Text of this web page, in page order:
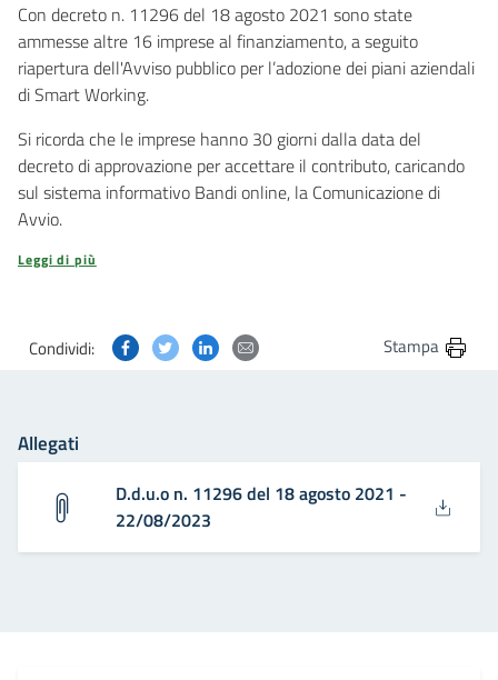
Con decreto n. 11296 del 18 agosto 2021 sono state
ammesse altre 16 imprese al finanziamento, a seguito
riapertura dell'Avviso pubblico per l’adozione dei piani aziendali
di Smart Working.
Si ricorda che le imprese hanno 30 giorni dalla data del
decreto di approvazione per accettare il contributo, caricando
sul sistema informativo Bandi online, la Comunicazione di
Avvio.
Leggi di più
Condividi: Condividi questa pagina su Facebook
Condividi questa pagina su Twitter
Condividi questa pagina su Linkedin
Condividi questa pagina via
Stampa
Allegati
D.d.u.o n. 11296 del 18 agosto 2021 -
22/08/2023